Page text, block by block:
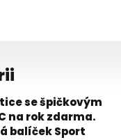
se špičkovým
na rok zdarma.
balíček Sport